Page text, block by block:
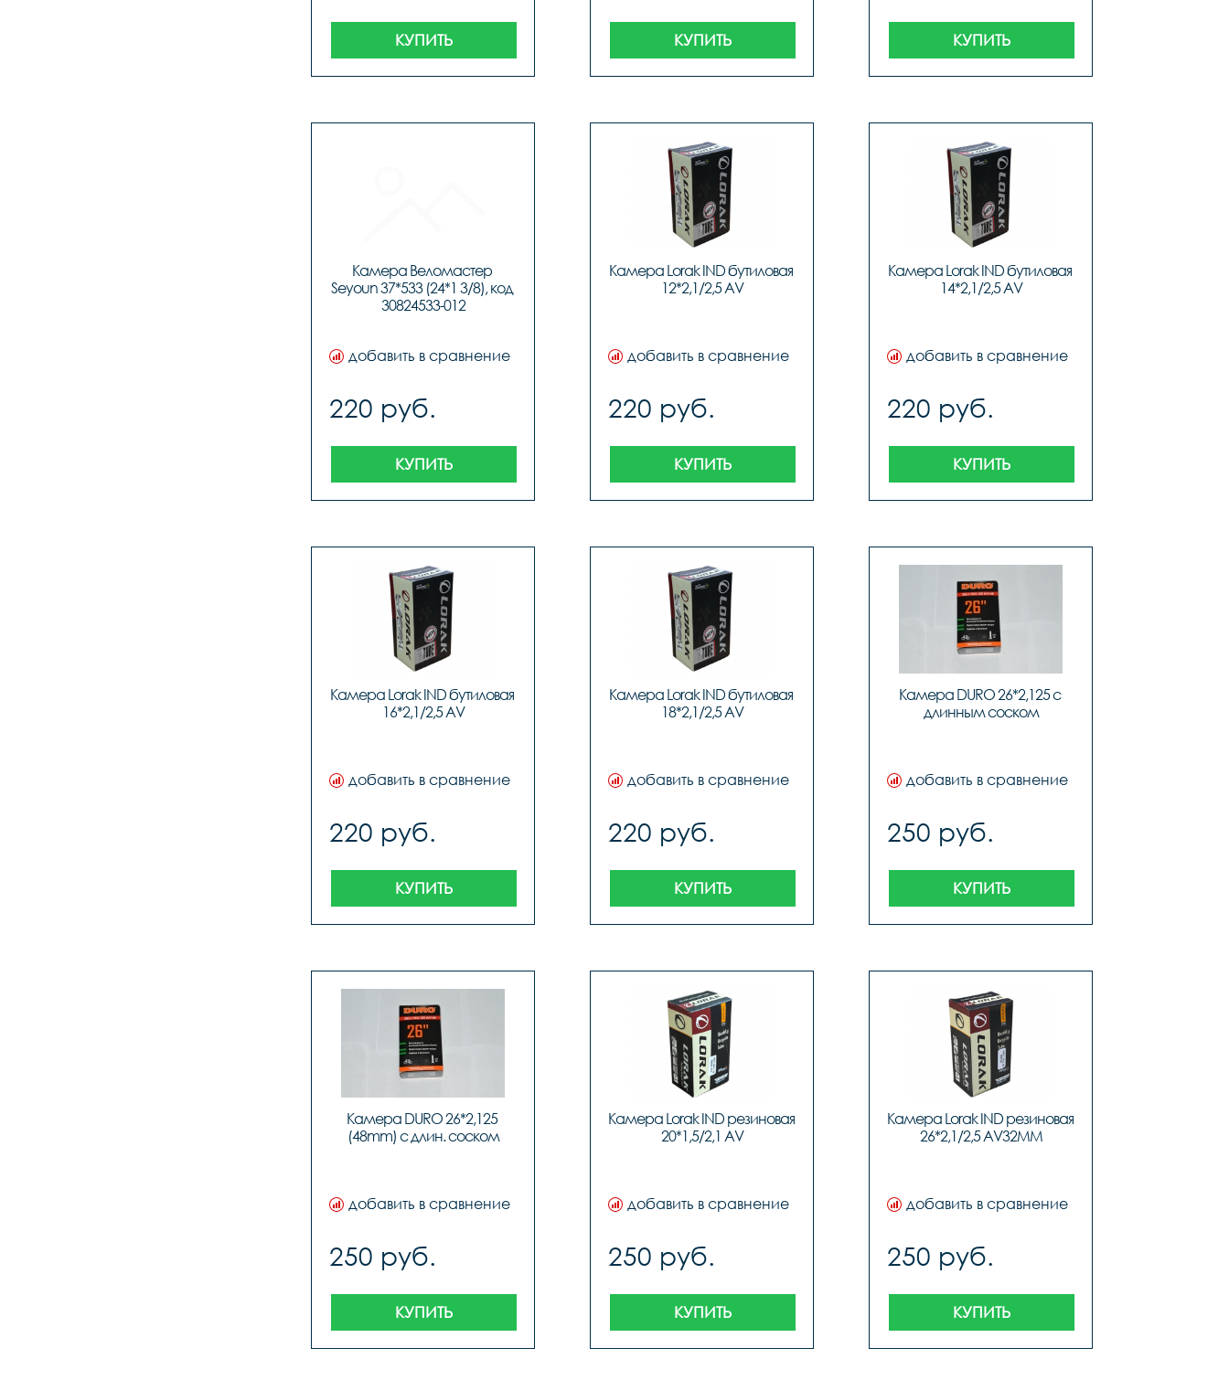
КУПИТЬ КУПИТЬ КУПИТЬ
Камера Веломастер
Seyoun 37*533 (24*1 3/8), код
30824533-012
добавить в сравнение
220 руб.
КУПИТЬ
Камера Lorak IND бутиловая
12*2,1/2,5 AV
добавить в сравнение
220 руб.
КУПИТЬ
Камера Lorak IND бутиловая
14*2,1/2,5 AV
добавить в сравнение
220 руб.
КУПИТЬ
Камера Lorak IND бутиловая
16*2,1/2,5 AV
добавить в сравнение
220 руб.
КУПИТЬ
Камера Lorak IND бутиловая
18*2,1/2,5 AV
добавить в сравнение
220 руб.
КУПИТЬ
Камера DURO 26*2,125 с
длинным соском
добавить в сравнение
250 руб.
КУПИТЬ
Камера DURO 26*2,125
(48mm) с длин. соском
добавить в сравнение
250 руб.
КУПИТЬ
Камера Lorak IND резиновая
20*1,5/2,1 AV
добавить в сравнение
250 руб.
КУПИТЬ
Камера Lorak IND резиновая
26*2,1/2,5 AV32MM
добавить в сравнение
250 руб.
КУПИТЬ